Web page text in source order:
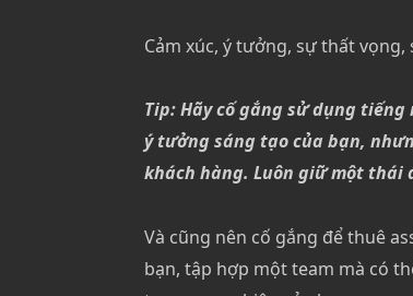
Cảm xúc, ý tưởng, sự thất
Tip: Hãy cố gắng sử dụng
ý tưởng sáng tạo của bạn,
khách hàng. Luôn giữ một thái
Và cũng nên cố gắng để thuê
bạn, tập hợp một team mà có